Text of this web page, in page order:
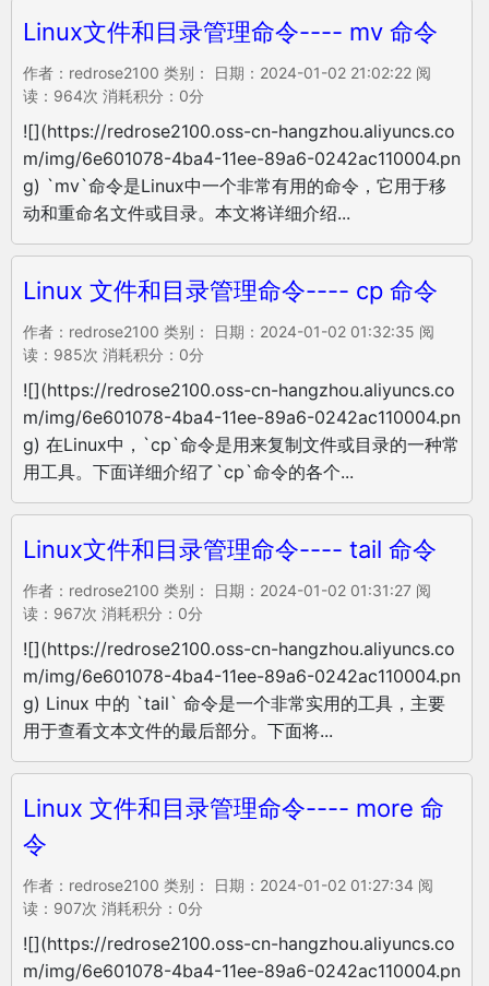
Linux文件和目录管理命令---- mv 命令
作者：redrose2100 类别： 日期：2024-01-02 21:02:22 阅
读：964次 消耗积分：0分
![](https://redrose2100.oss-cn-hangzhou.aliyuncs.co
m/img/6e601078-4ba4-11ee-89a6-0242ac110004.pn
g) `mv`命令是Linux中一个非常有用的命令，它用于移
动和重命名文件或目录。本文将详细介绍...
Linux 文件和目录管理命令---- cp 命令
作者：redrose2100 类别： 日期：2024-01-02 01:32:35 阅
读：985次 消耗积分：0分
![](https://redrose2100.oss-cn-hangzhou.aliyuncs.co
m/img/6e601078-4ba4-11ee-89a6-0242ac110004.pn
g) 在Linux中，`cp`命令是用来复制文件或目录的一种常
用工具。下面详细介绍了`cp`命令的各个...
Linux文件和目录管理命令---- tail 命令
作者：redrose2100 类别： 日期：2024-01-02 01:31:27 阅
读：967次 消耗积分：0分
![](https://redrose2100.oss-cn-hangzhou.aliyuncs.co
m/img/6e601078-4ba4-11ee-89a6-0242ac110004.pn
g) Linux 中的 `tail` 命令是一个非常实用的工具，主要
用于查看文本文件的最后部分。下面将...
Linux 文件和目录管理命令---- more 命
令
作者：redrose2100 类别： 日期：2024-01-02 01:27:34 阅
读：907次 消耗积分：0分
![](https://redrose2100.oss-cn-hangzhou.aliyuncs.co
m/img/6e601078-4ba4-11ee-89a6-0242ac110004.pn